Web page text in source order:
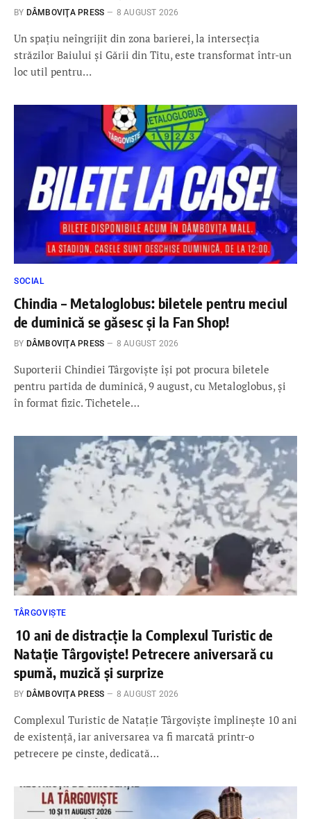
BY DÂMBOVIŢA PRESS 8 AUGUST 2026
Un spațiu neîngrijit din zona barierei, la intersecția
străzilor Baiului și Gării din Titu, este transformat într-un
loc util pentru…
SOCIAL
Chindia – Metaloglobus: biletele pentru meciul
de duminică se găsesc și la Fan Shop!
BY DÂMBOVIŢA PRESS 8 AUGUST 2026
Suporterii Chindiei Târgoviște își pot procura biletele
pentru partida de duminică, 9 august, cu Metaloglobus, și
în format fizic. Tichetele…
TÂRGOVIȘTE
10 ani de distracție la Complexul Turistic de
Natație Târgoviște! Petrecere aniversară cu
spumă, muzică și surprize
BY DÂMBOVIŢA PRESS 8 AUGUST 2026
Complexul Turistic de Natație Târgoviște împlinește 10 ani
de existență, iar aniversarea va fi marcată printr-o
petrecere pe cinste, dedicată…